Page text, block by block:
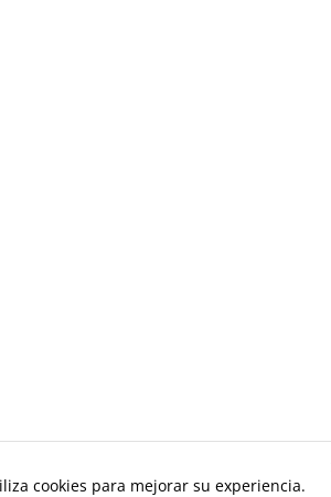
cookies para mejorar su experiencia.